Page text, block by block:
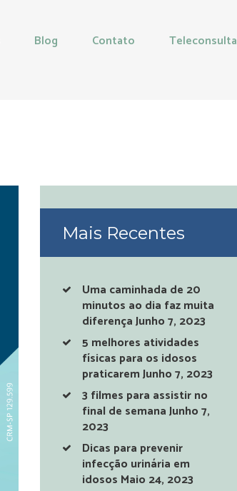
Blog Contato Teleconsulta
Mais Recentes
Uma caminhada de 20
minutos ao dia faz muita
diferençaJunho 7, 2023
5 melhores atividades
físicas para os idosos
praticaremJunho 7, 2023
3 filmes para assistir no
final de semanaJunho 7,
2023
Dicas para prevenir
infecção urinária em
idosos Maio 24, 2023